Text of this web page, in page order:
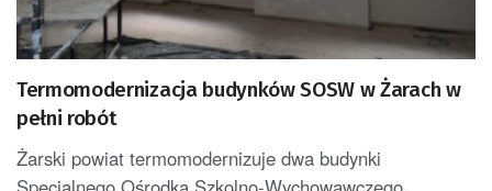
Termomodernizacja budynków SOSW w Żarach w
pełni robót
Żarski powiat termomodernizuje dwa budynki